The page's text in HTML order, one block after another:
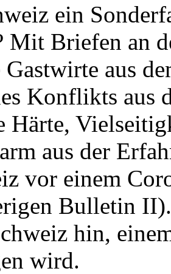
ein
Mit Briefen an
aus
Konflikts aus
Härte,
aus der
vor einem
Bulletin
hin,
wird.